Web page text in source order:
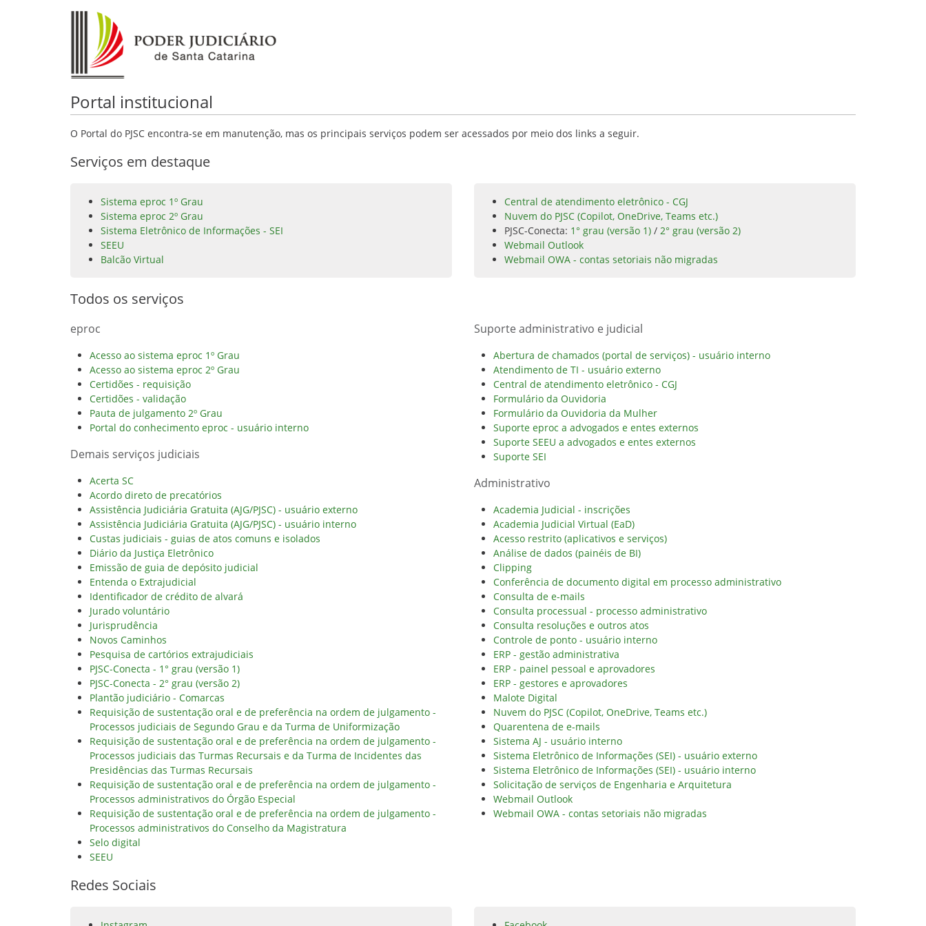
Portal institucional
O Portal do PJSC encontra-se em manutenção, mas os principais serviços podem ser acessados por meio dos links a seguir.
Serviços em destaque
Sistema eproc 1º Grau
Sistema eproc 2º Grau
Sistema Eletrônico de Informações - SEI
SEEU
Balcão Virtual
Central de atendimento eletrônico - CGJ
Nuvem do PJSC (Copilot, OneDrive, Teams etc.)
PJSC-Conecta: 1° grau (versão 1) / 2° grau (versão 2)
Webmail Outlook
Webmail OWA - contas setoriais não migradas
Todos os serviços
eproc
Acesso ao sistema eproc 1º Grau
Acesso ao sistema eproc 2º Grau
Certidões - requisição
Certidões - validação
Pauta de julgamento 2º Grau
Portal do conhecimento eproc - usuário interno
Demais serviços judiciais
Acerta SC
Acordo direto de precatórios
Assistência Judiciária Gratuita (AJG/PJSC) - usuário externo
Assistência Judiciária Gratuita (AJG/PJSC) - usuário interno
Custas judiciais - guias de atos comuns e isolados
Diário da Justiça Eletrônico
Emissão de guia de depósito judicial
Entenda o Extrajudicial
Identificador de crédito de alvará
Jurado voluntário
Jurisprudência
Novos Caminhos
Pesquisa de cartórios extrajudiciais
PJSC-Conecta - 1° grau (versão 1)
PJSC-Conecta - 2° grau (versão 2)
Plantão judiciário - Comarcas
Requisição de sustentação oral e de preferência na ordem de julgamento -
Processos judiciais de Segundo Grau e da Turma de Uniformização
Requisição de sustentação oral e de preferência na ordem de julgamento -
Processos judiciais das Turmas Recursais e da Turma de Incidentes das
Presidências das Turmas Recursais
Requisição de sustentação oral e de preferência na ordem de julgamento -
Processos administrativos do Órgão Especial
Requisição de sustentação oral e de preferência na ordem de julgamento -
Processos administrativos do Conselho da Magistratura
Selo digital
SEEU
Suporte administrativo e judicial
Abertura de chamados (portal de serviços) - usuário interno
Atendimento de TI - usuário externo
Central de atendimento eletrônico - CGJ
Formulário da Ouvidoria
Formulário da Ouvidoria da Mulher
Suporte eproc a advogados e entes externos
Suporte SEEU a advogados e entes externos
Suporte SEI
Administrativo
Academia Judicial - inscrições
Academia Judicial Virtual (EaD)
Acesso restrito (aplicativos e serviços)
Análise de dados (painéis de BI)
Clipping
Conferência de documento digital em processo administrativo
Consulta de e-mails
Consulta processual - processo administrativo
Consulta resoluções e outros atos
Controle de ponto - usuário interno
ERP - gestão administrativa
ERP - painel pessoal e aprovadores
ERP - gestores e aprovadores
Malote Digital
Nuvem do PJSC (Copilot, OneDrive, Teams etc.)
Quarentena de e-mails
Sistema AJ - usuário interno
Sistema Eletrônico de Informações (SEI) - usuário externo
Sistema Eletrônico de Informações (SEI) - usuário interno
Solicitação de serviços de Engenharia e Arquitetura
Webmail Outlook
Webmail OWA - contas setoriais não migradas
Redes Sociais